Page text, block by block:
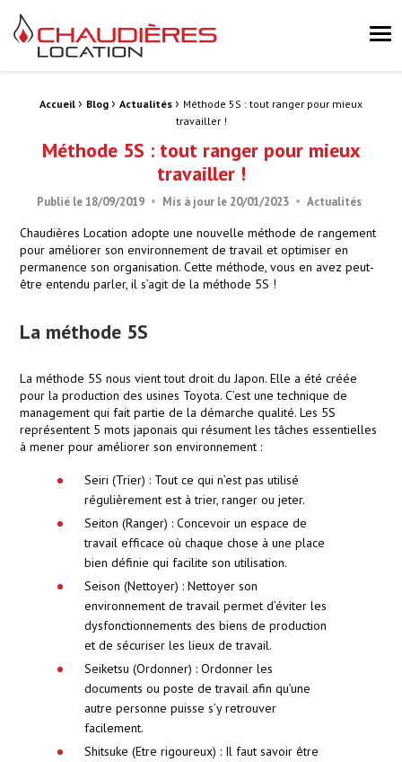
Chaudières Location Location de chaudière et chaufferie mobile
Fil d'Ariane :
Accueil › Blog › Actualités › Méthode 5S : tout ranger pour mieux
travailler !
Méthode 5S : tout ranger pour mieux
travailler !
Publié le18/09/2019 Mis à jour le 20/01/2023 Actualités
Chaudières Location adopte une nouvelle méthode de rangement
pour améliorer son environnement de travail et optimiser en
permanence son organisation. Cette méthode, vous en avez peut-
être entendu parler, il s’agit de la méthode 5S !
La méthode 5S
La méthode 5S nous vient tout droit du Japon. Elle a été créée
pour la production des usines Toyota. C’est une technique de
management qui fait partie de la démarche qualité. Les 5S
représentent 5 mots japonais qui résument les tâches essentielles
à mener pour améliorer son environnement :
Seiri (Trier) : Tout ce qui n’est pas utilisé
régulièrement est à trier, ranger ou jeter.
Seiton (Ranger) : Concevoir un espace de
travail efficace où chaque chose à une place
bien définie qui facilite son utilisation.
Seison (Nettoyer) : Nettoyer son
environnement de travail permet d’éviter les
dysfonctionnements des biens de production
et de sécuriser les lieux de travail.
Seiketsu (Ordonner) : Ordonner les
documents ou poste de travail afin qu’une
autre personne puisse s’y retrouver
facilement.
Shitsuke (Etre rigoureux) : Il faut savoir être